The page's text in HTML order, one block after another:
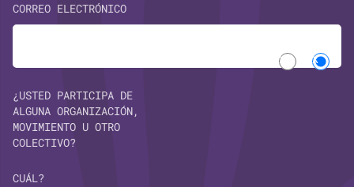
CORREO ELECTRÓNICO
¿USTED PARTICIPA DE
ALGUNA ORGANIZACIÓN,
MOVIMIENTO U OTRO
COLECTIVO?
CUÁL?